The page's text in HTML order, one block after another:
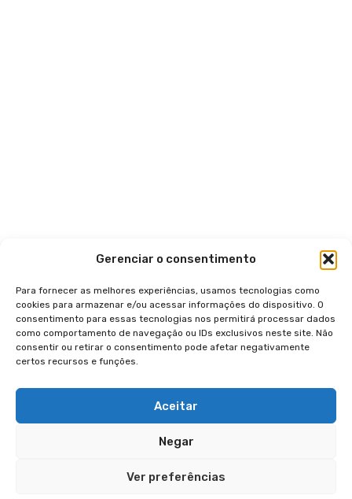
Gerenciar o consentimento
Para fornecer as melhores experiências, usamos tecnologias como
cookies para armazenar e/ou acessar informações do dispositivo. O
consentimento para essas tecnologias nos permitirá processar dados
como comportamento de navegação ou IDs exclusivos neste site. Não
consentir ou retirar o consentimento pode afetar negativamente
certos recursos e funções.
Aceitar
Negar
Ver preferências